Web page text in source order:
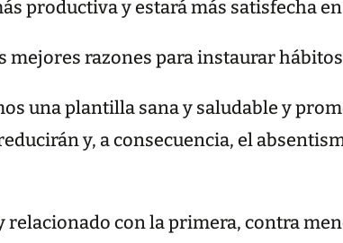
productiva y estará más satisfecha
mejores razones para instaurar
una plantilla sana y saludable y
y, a consecuencia, el
relacionado con la primera, contra